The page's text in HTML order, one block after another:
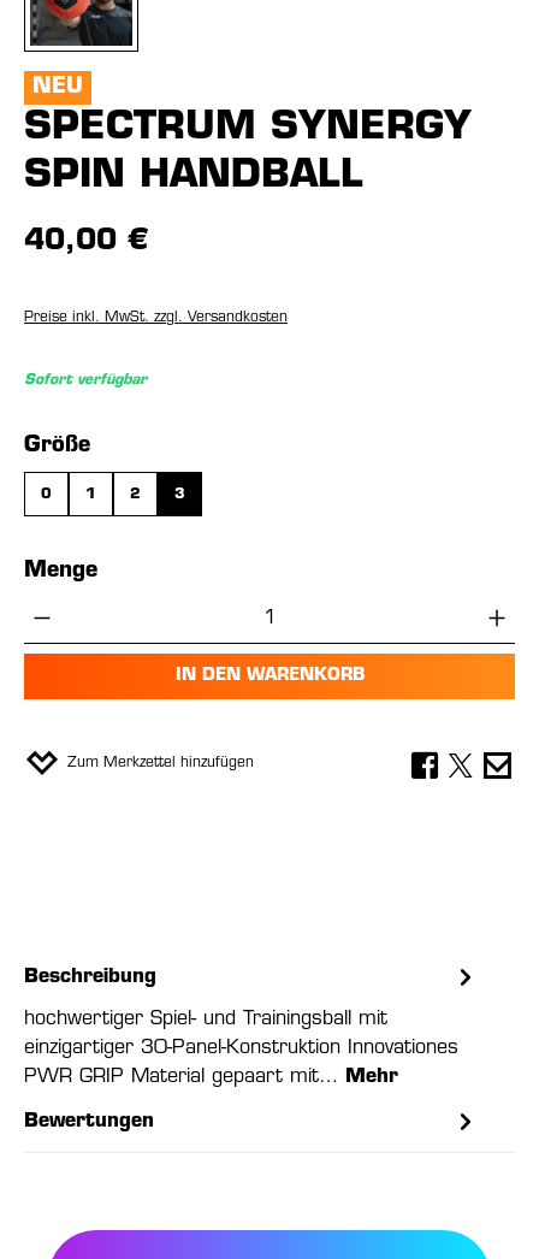
NEU
SPECTRUM SYNERGY
SPIN HANDBALL
40,00 €
Preise inkl. MwSt. zzgl. Versandkosten
Sofort verfügbar
Größeauswählen
0 1 2 3
Menge
Produkt Anzahl: Gib den gewünschten
IN DEN WARENKORB
Zum Merkzettel hinzufügen
Beschreibung
hochwertiger Spiel- und Trainingsball mit
einzigartiger 30-Panel-Konstruktion Innovationes
PWR GRIP Material gepaart mit…
Mehr
Bewertungen